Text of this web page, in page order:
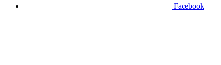
Facebook